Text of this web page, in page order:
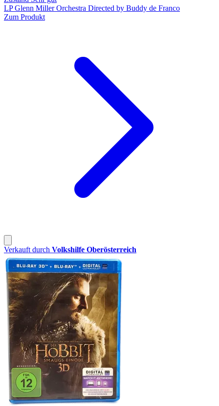
LP Glenn Miller Orchestra Directed by Buddy de Franco
Zum Produkt
Verkauft durch Volkshilfe Oberösterreich